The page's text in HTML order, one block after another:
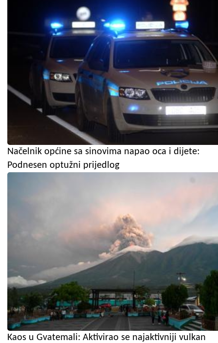
Načelnik općine sa sinovima napao oca i dijete:
Podnesen optužni prijedlog
Kaos u Gvatemali: Aktivirao se najaktivniji vulkan